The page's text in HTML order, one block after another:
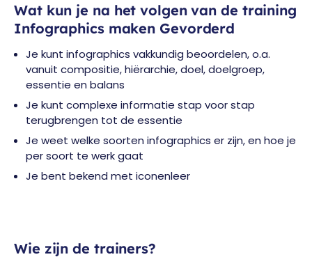
Wat kun je na het volgen van de training
Infographics maken Gevorderd
Je kunt infographics vakkundig beoordelen, o.a.
vanuit compositie, hiërarchie, doel, doelgroep,
essentie en balans
Je kunt complexe informatie stap voor stap
terugbrengen tot de essentie
Je weet welke soorten infographics er zijn, en hoe je
per soort te werk gaat
Je bent bekend met iconenleer
Wie zijn de trainers?